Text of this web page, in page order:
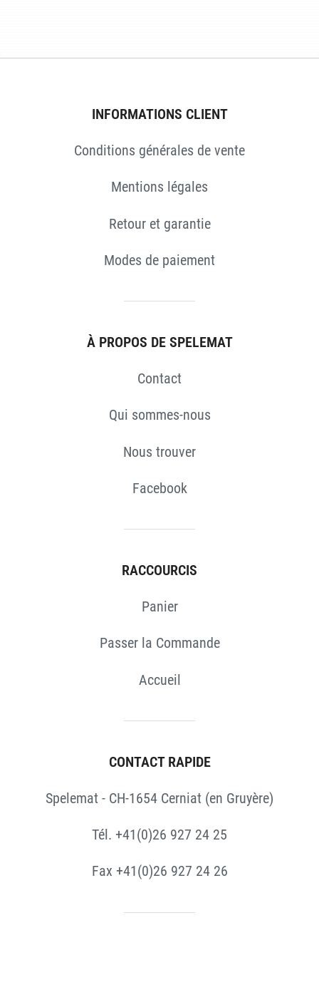
INFORMATIONS CLIENT
Conditions générales de vente
Mentions légales
Retour et garantie
Modes de paiement
À PROPOS DE SPELEMAT
Contact
Qui sommes-nous
Nous trouver
Facebook
RACCOURCIS
Panier
Passer la Commande
Accueil
CONTACT RAPIDE
Spelemat - CH-1654 Cerniat (en Gruyère)
Tél. +41(0)26 927 24 25
Fax +41(0)26 927 24 26